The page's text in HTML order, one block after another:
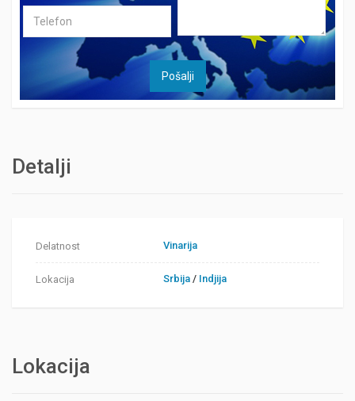
Detalji
Delatnost Vinarija
Lokacija Srbija / Indjija
Lokacija